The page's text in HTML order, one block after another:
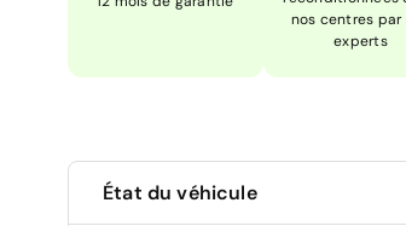
nos centres par
experts
État du véhicule